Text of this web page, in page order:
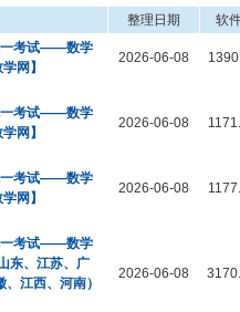
整理日期
软
一考试——数学
网】
2026-06-08
一考试——数学
网】
2026-06-08
一考试——数学
网】
2026-06-08
一考试——数学
东、江苏、广
江西、河南）
2026-06-08